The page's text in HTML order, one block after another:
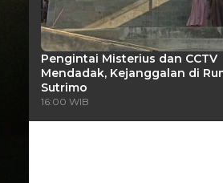
Pengintai Misterius dan CCTV
Mendadak, Kejanggalan di
Sutrimo
16:00 WIB